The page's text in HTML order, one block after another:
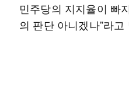
민주당의 지지율이 빠
의 판단 아니겠나”라고